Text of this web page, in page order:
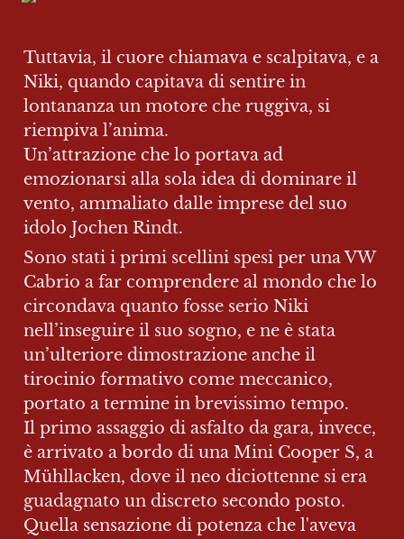
Tuttavia, il cuore chiamava e scalpitava, e a
Niki, quando capitava di sentire in
lontananza un motore che ruggiva, si
riempiva l’anima.
Un’attrazione che lo portava ad
emozionarsi alla sola idea di dominare il
vento, ammaliato dalle imprese del suo
idolo Jochen Rindt.
Sono stati i primi scellini spesi per una VW
Cabrio a far comprendere al mondo che lo
circondava quanto fosse serio Niki
nell’inseguire il suo sogno, e ne è stata
un’ulteriore dimostrazione anche il
tirocinio formativo come meccanico,
portato a termine in brevissimo tempo.
Il primo assaggio di asfalto da gara, invece,
è arrivato a bordo di una Mini Cooper S, a
Mühllacken, dove il neo diciottenne si era
guadagnato un discreto secondo posto.
Quella sensazione di potenza che l'aveva